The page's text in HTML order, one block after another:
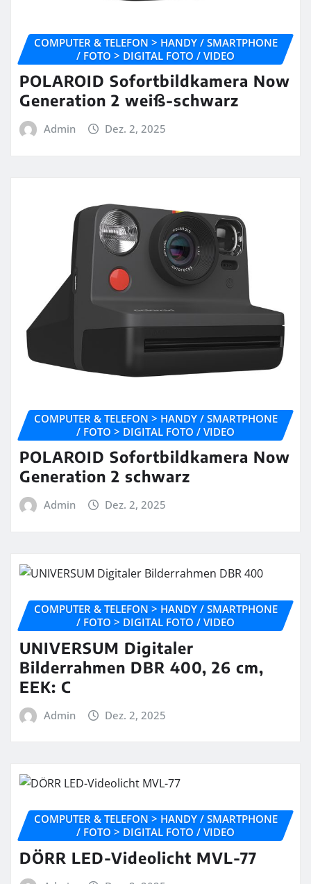
COMPUTER & TELEFON > HANDY / SMARTPHONE
/ FOTO > DIGITAL FOTO / VIDEO
POLAROID Sofortbildkamera Now
Generation 2 weiß-schwarz
Admin Dez. 2, 2025
COMPUTER & TELEFON > HANDY / SMARTPHONE
/ FOTO > DIGITAL FOTO / VIDEO
POLAROID Sofortbildkamera Now
Generation 2 schwarz
Admin Dez. 2, 2025
COMPUTER & TELEFON > HANDY / SMARTPHONE
/ FOTO > DIGITAL FOTO / VIDEO
UNIVERSUM Digitaler
Bilderrahmen DBR 400, 26 cm,
EEK: C
Admin Dez. 2, 2025
COMPUTER & TELEFON > HANDY / SMARTPHONE
/ FOTO > DIGITAL FOTO / VIDEO
DÖRR LED-Videolicht MVL-77